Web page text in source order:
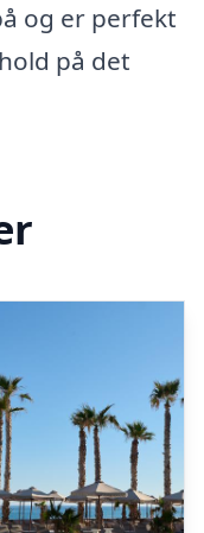
og er perfekt
på det